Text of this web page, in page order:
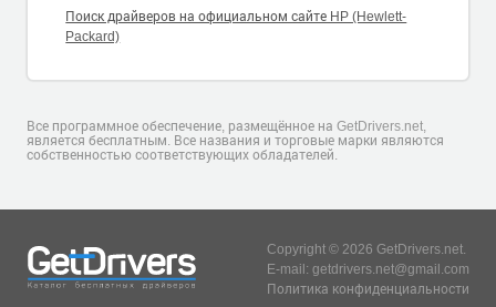
Поиск драйверов на официальном сайте HP (Hewlett-
Packard)
Все программное обеспечение, размещённое на GetDrivers.net,
является бесплатным. Все названия и торговые марки являются
собственностью соответствующих обладателей.
Copyright © 2026 GetDrivers.net.
E-mail: getdrivers.net@gmail.com
Политика конфиденциальности